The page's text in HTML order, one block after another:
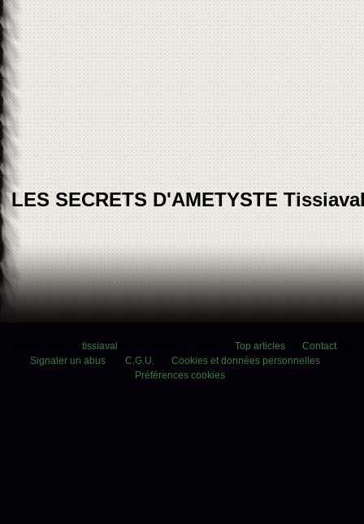
LES SECRETS D'AMETYSTE
tissiaval Top articles
Contact
Signaler un abus
C.G.U.
Cookies et données personnelles
Préférences cookies